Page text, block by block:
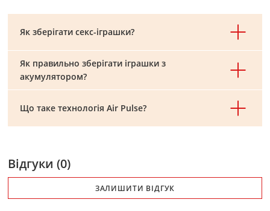
Як зберігати секс-іграшки?
Як правильно зберігати іграшки з
акумулятором?
Що таке технологія Air Pulse?
Відгуки (0)
ЗАЛИШИТИ ВІДГУК